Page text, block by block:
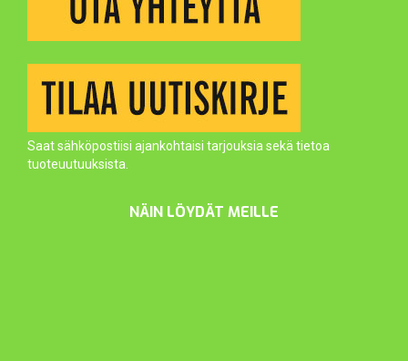
Saat sähköpostiisi ajankohtaisi tarjouksia sekä tietoa
tuoteuutuuksista.
NÄIN LÖYDÄT MEILLE